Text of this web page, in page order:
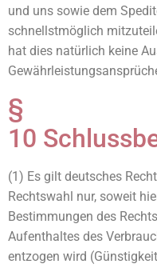
und uns sowie dem
schnellstmöglich
hat dies natürlich keine
§
10
(1) Es gilt deutsches
Rechtswahl nur, soweit
Bestimmungen des
Aufenthaltes des
entzogen wird